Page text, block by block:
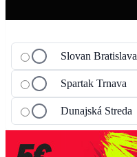
Slovan Bratislava
Spartak Trnava
Dunajská Streda